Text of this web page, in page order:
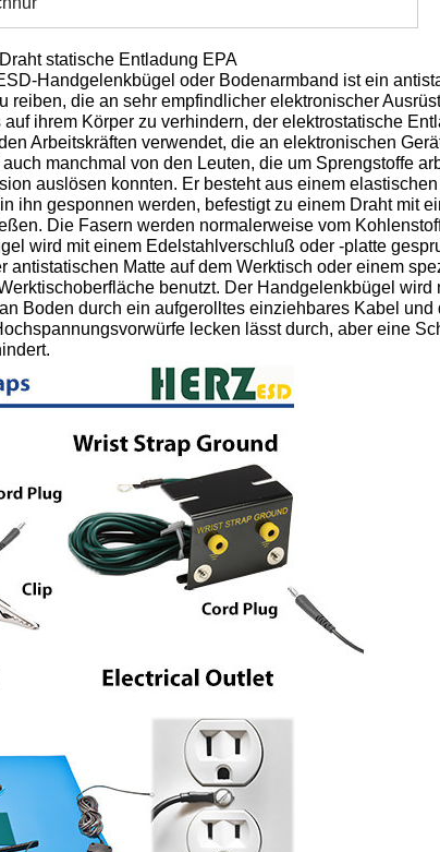
statische Entladung EPA
Handgelenkbügel oder Bodenarmband ist ein
reiben, die an sehr empfindlicher elektronischer
ihrem Körper zu verhindern, der elektrostatische
Arbeitskräften verwendet, die an elektronischen
manchmal von den Leuten, die um Sprengstoffe
auslösen konnten. Er besteht aus einem
ihn gesponnen werden, befestigt zu einem Draht mit
Die Fasern werden normalerweise vom
wird mit einem Edelstahlverschluß oder -platte
antistatischen Matte auf dem Werktisch oder einem
benutzt. Der Handgelenkbügel wird
Boden durch ein aufgerolltes einziehbares Kabel und
lecken lässt durch, aber eine